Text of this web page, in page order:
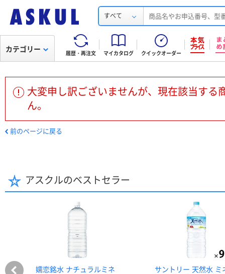
すべて
履歴・再注文 マイカタログ クイックオーダー
カテゴリー
大変申し訳ございませんが、現在該当する
ん。
前のページに戻る
アスクルのベストセラー
嬬恋銘水 ナチュラルミネ
サントリー 天然水 ミ